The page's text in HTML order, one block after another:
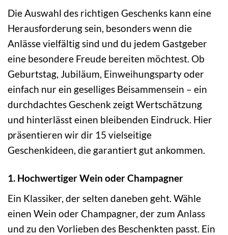
Die Auswahl des richtigen Geschenks kann eine
Herausforderung sein, besonders wenn die
Anlässe vielfältig sind und du jedem Gastgeber
eine besondere Freude bereiten möchtest. Ob
Geburtstag, Jubiläum, Einweihungsparty oder
einfach nur ein geselliges Beisammensein – ein
durchdachtes Geschenk zeigt Wertschätzung
und hinterlässt einen bleibenden Eindruck. Hier
präsentieren wir dir 15 vielseitige
Geschenkideen, die garantiert gut ankommen.
1. Hochwertiger Wein oder Champagner
Ein Klassiker, der selten daneben geht. Wähle
einen Wein oder Champagner, der zum Anlass
und zu den Vorlieben des Beschenkten passt. Ein